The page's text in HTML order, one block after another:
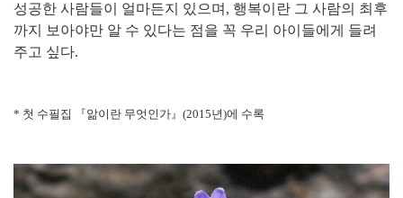
성공한 사람들이 얼마든지 있으며 , 행복이란 그 사람의 최후
까지 보아야만 알 수 있다는 점을 꼭 우리 아이들에게 들려
주고 싶다.
* 첫 수필집 『앎이란 무엇인가』 (2015년)에 수록